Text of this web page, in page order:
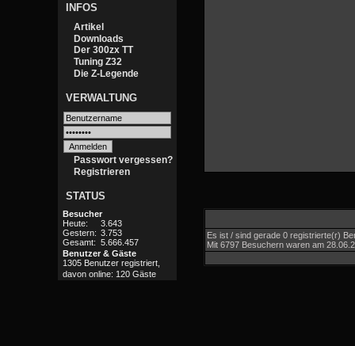
INFOS
Artikel
Downloads
Der 300zx TT
Tuning Z32
Die Z-Legende
VERWALTUNG
Passwort vergessen?
Registrieren
STATUS
Besucher
Heute:
3.643
Gestern: 3.753
Gesamt: 5.666.457
Benutzer & Gäste
1305 Benutzer registriert,
davon online: 120 Gäste
Es ist / sind gerade 0 registrierte(r)
Mit 6797 Besuchern waren am